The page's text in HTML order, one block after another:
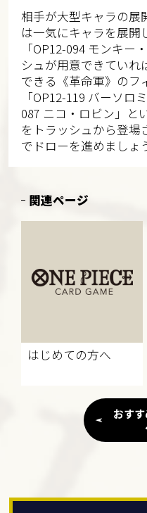
相手が大型キャラの展
は一気にキャラを展開
「OP12-094 モンキー
シュが用意できていれ
できる《革命軍》のフ
「OP12-119 バーソロ
087 ニコ・ロビン」と
をトラッシュから登場
でドローを進めましょ
関連ページ
はじめての方へ
おす